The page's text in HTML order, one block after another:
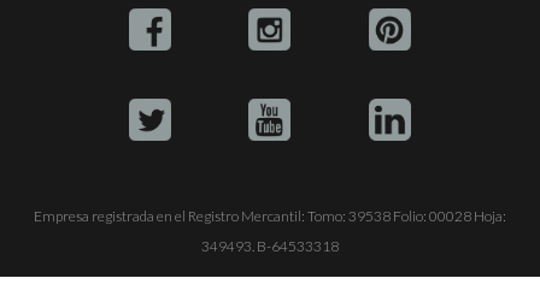
Empresa registrada en el Registro Mercantil: Tomo: 39538 Folio: 00028 Hoja:
349493. B-64533318